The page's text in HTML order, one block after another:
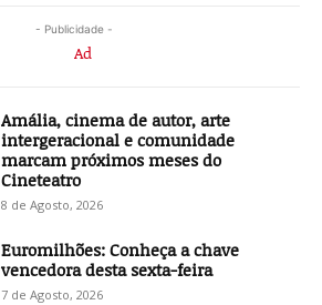
- Publicidade -
Amália, cinema de autor, arte
intergeracional e comunidade
marcam próximos meses do
Cineteatro
8 de Agosto, 2026
Euromilhões: Conheça a chave
vencedora desta sexta-feira
7 de Agosto, 2026